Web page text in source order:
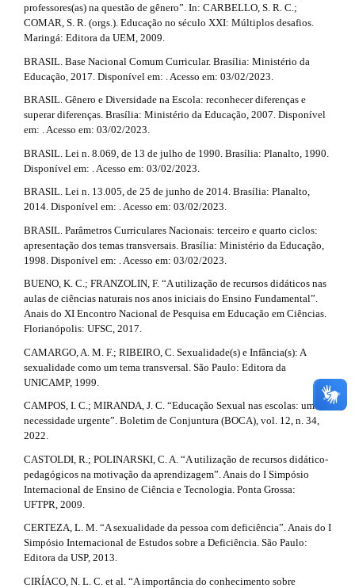
professores(as) na questão de gênero”. In: CARBELLO, S. R. C.;
COMAR, S. R. (orgs.). Educação no século XXI: Múltiplos desafios.
Maringá: Editora da UEM, 2009.
BRASIL. Base Nacional Comum Curricular. Brasília: Ministério da
Educação, 2017. Disponível em: . Acesso em: 03/02/2023.
BRASIL. Gênero e Diversidade na Escola: reconhecer diferenças e
superar diferenças. Brasília: Ministério da Educação, 2007. Disponível
em: . Acesso em: 03/02/2023.
BRASIL. Lei n. 8.069, de 13 de julho de 1990. Brasília: Planalto, 1990.
Disponível em: . Acesso em: 03/02/2023.
BRASIL. Lei n. 13.005, de 25 de junho de 2014. Brasília: Planalto,
2014. Disponível em: . Acesso em: 03/02/2023.
BRASIL. Parâmetros Curriculares Nacionais: terceiro e quarto ciclos:
apresentação dos temas transversais. Brasília: Ministério da Educação,
1998. Disponível em: . Acesso em: 03/02/2023.
BUENO, K. C.; FRANZOLIN, F. “A utilização de recursos didáticos nas
aulas de ciências naturais nos anos iniciais do Ensino Fundamental”.
Anais do XI Encontro Nacional de Pesquisa em Educação em Ciências.
Florianópolis: UFSC, 2017.
CAMARGO, A. M. F.; RIBEIRO, C. Sexualidade(s) e Infância(s): A
sexualidade como um tema transversal. São Paulo: Editora da
UNICAMP, 1999.
CAMPOS, I. C.; MIRANDA, J. C. “Educação Sexual nas escolas: uma
necessidade urgente”. Boletim de Conjuntura (BOCA), vol. 12, n. 34,
2022.
CASTOLDI, R.; POLINARSKI, C. A. “A utilização de recursos didático-
pedagógicos na motivação da aprendizagem”. Anais do I Simpósio
Internacional de Ensino de Ciência e Tecnologia. Ponta Grossa:
UFTPR, 2009.
CERTEZA, L. M. “A sexualidade da pessoa com deficiência”. Anais do I
Simpósio Internacional de Estudos sobre a Deficiência. São Paulo:
Editora da USP, 2013.
CIRÍACO, N. L. C. et al. “A importância do conhecimento sobre